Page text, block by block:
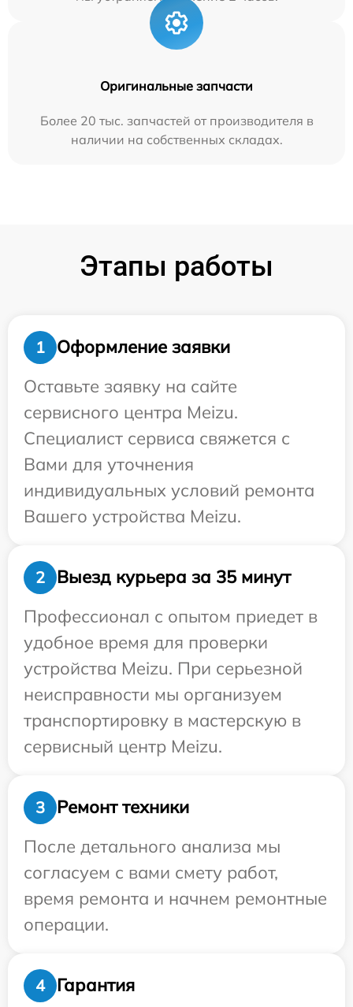
Оригинальные запчасти
Более 20 тыс. запчастей от производителя в
наличии на собственных складах.
Этапы работы
1
Оформление заявки
Оставьте заявку на сайте
сервисного центра Meizu.
Специалист сервиса свяжется с
Вами для уточнения
индивидуальных условий ремонта
Вашего устройства Meizu.
2
Выезд курьера за 35 минут
Профессионал с опытом приедет в
удобное время для проверки
устройства Meizu. При серьезной
неисправности мы организуем
транспортировку в мастерскую в
сервисный центр Meizu.
3
Ремонт техники
После детального анализа мы
согласуем с вами смету работ,
время ремонта и начнем ремонтные
операции.
4 Гарантия